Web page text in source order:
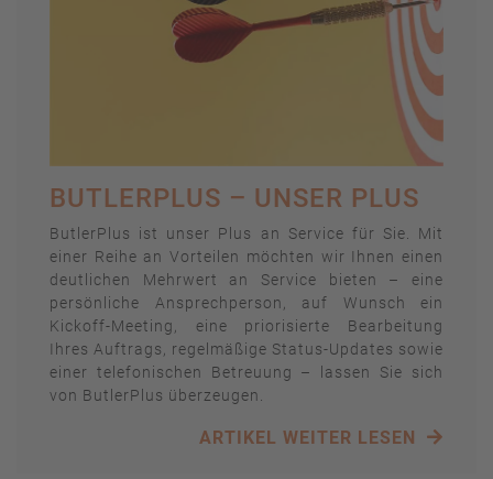
BUTLERPLUS – UNSER PLUS
ButlerPlus ist unser Plus an Service für Sie. Mit
einer Reihe an Vorteilen möchten wir Ihnen einen
deutlichen Mehrwert an Service bieten – eine
persönliche Ansprechperson, auf Wunsch ein
Kickoff-Meeting, eine priorisierte Bearbeitung
Ihres Auftrags, regelmäßige Status-Updates sowie
einer telefonischen Betreuung – lassen Sie sich
von ButlerPlus überzeugen.
ARTIKEL WEITER LESEN